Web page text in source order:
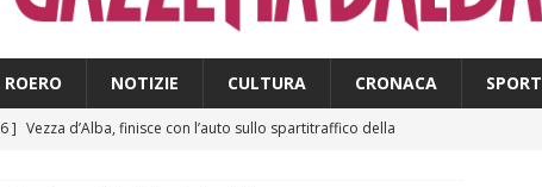
ROERO NOTIZIE CULTURA CRONACA SPORT
] Vezza d’Alba, finisce con l’auto sullo spartitraffico della